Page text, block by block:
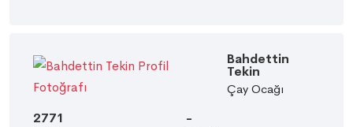
Bahdettin
Tekin
Çay Ocağı
2771 -